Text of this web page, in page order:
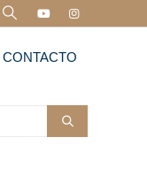
CONTACTO